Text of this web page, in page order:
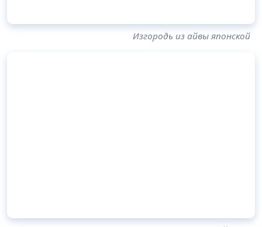
Изгородь из айвы японской